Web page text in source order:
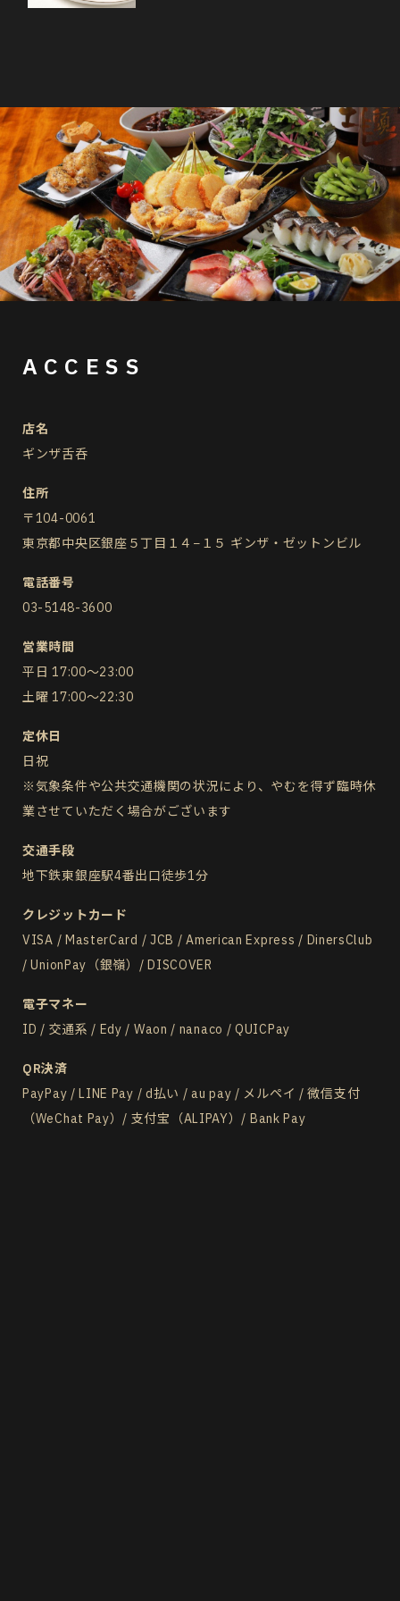
ACCESS
店名
ギンザ舌呑
住所
〒104-0061
東京都中央区銀座５丁目１４−１５ ギンザ・ゼットンビル
電話番号
03-5148-3600
営業時間
平日 17:00～23:00
土曜 17:00～22:30
定休日
日祝
※気象条件や公共交通機関の状況により、やむを得ず臨時休
業させていただく場合がございます
交通手段
地下鉄東銀座駅4番出口徒歩1分
クレジットカード
VISA / MasterCard / JCB / American Express / DinersClub
/ UnionPay（銀嶺）/ DISCOVER
電子マネー
ID / 交通系 / Edy / Waon / nanaco / QUICPay
QR決済
PayPay / LINE Pay / d払い / au pay / メルペイ / 微信支付
（WeChat Pay）/ 支付宝（ALIPAY）/ Bank Pay